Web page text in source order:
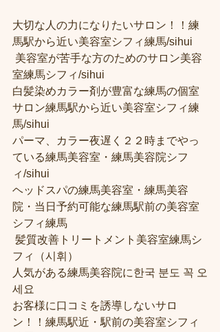
大切な人の力になりたいサロン！！練
馬駅から近い美容室シフィ練馬/sihui
室練馬シフィ/sihui
白髪染めカラー剤が豊富な練馬の個室
サロン練馬駅から近い美容室シフィ練
馬/sihui
パーマ、カラー夜遅く２２時までやっ
ている練馬美容室・練馬美容院シフ
ィ/sihui
ヘッドスパの練馬美容室・練馬美容
院・当日予約可能な練馬駅前の美容室
シフィ練馬
フィ（시휘）
人気がある練馬美容院に한국 분도 꼭 오
세요
お客様に口コミを誘導しないサロ
ン！！練馬駅近・駅前の美容室シフィ